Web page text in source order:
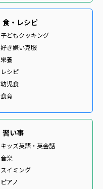
食・レシピ
子どもクッキング
好き嫌い克服
栄養
レシピ
幼児食
食育
習い事
キッズ英語・英会話
音楽
スイミング
ピアノ